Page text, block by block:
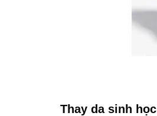
Thay da sinh học